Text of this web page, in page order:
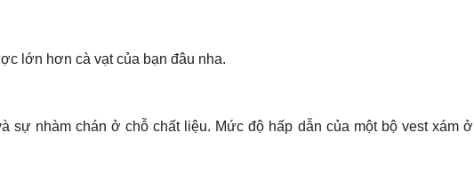
lớn hơn cà vạt của bạn đâu nha.
sự nhàm chán ở chỗ chất liệu. Mức độ hấp dẫn của một bộ vest xám ở